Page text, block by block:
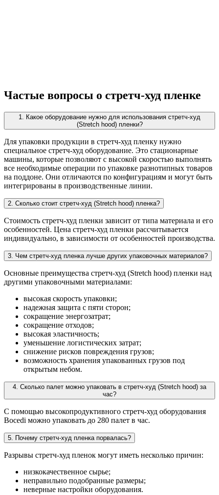
Частые вопросы о стретч-худ пленке
1. Какое оборудование нужно для использования стретч-худ
(Stretch hood) пленки?
Для упаковки продукции в стретч-худ пленку нужно
специальное стретч-худ оборудование. Это стационарные
машины, которые позволяют с высокой скоростью выполнять
все необходимые операции по упаковке разнотипных товаров
на поддоне. Они отличаются по конфигурациям и могут быть
интегрированы в производственные линии.
2. Сколько стоит стретч-худ (Stretch hood) пленка?
Стоимость стретч-худ пленки зависит от типа материала и его
особенностей. Цена стретч-худ пленки рассчитывается
индивидуально, в зависимости от особенностей производства.
3. Чем стретч-худ пленка лучше других упаковочных материалов?
Основные преимущества стретч-худ (Stretch hood) пленки над
другими упаковочными материалами:
высокая скорость упаковки;
надежная защита с пяти сторон;
сокращение энергозатрат;
сокращение отходов;
высокая эластичность;
уменьшение логистических затрат;
снижение рисков повреждения грузов;
возможность хранения упакованных грузов под
открытым небом.
4. Сколько палет можно упаковать в стретч-худ (Stretch hood) за
час?
С помощью высокопродуктивного стретч-худ оборудования
Bocedi можно упаковать до 280 палет в час.
5. Почему стретч-худ пленка порвалась?
Разрывы стретч-худ пленок могут иметь несколько причин:
низкокачественное сырье;
неправильно подобранные размеры;
неверные настройки оборудования.